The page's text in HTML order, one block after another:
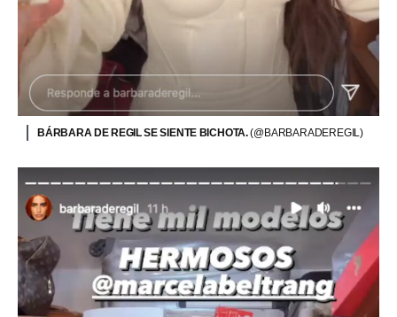
BÁRBARA DE REGIL SE SIENTE BICHOTA.(@BARBARADEREGIL)